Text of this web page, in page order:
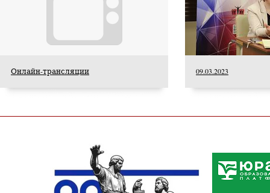
Онлайн-трансляции 09.03.2023